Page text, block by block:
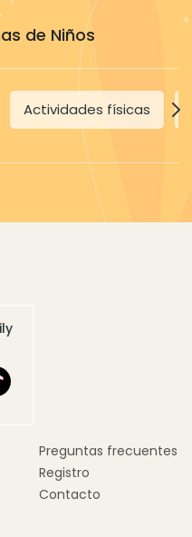
de Niños
Actividades físicas
Preguntas frecuentes
Registro
Contacto